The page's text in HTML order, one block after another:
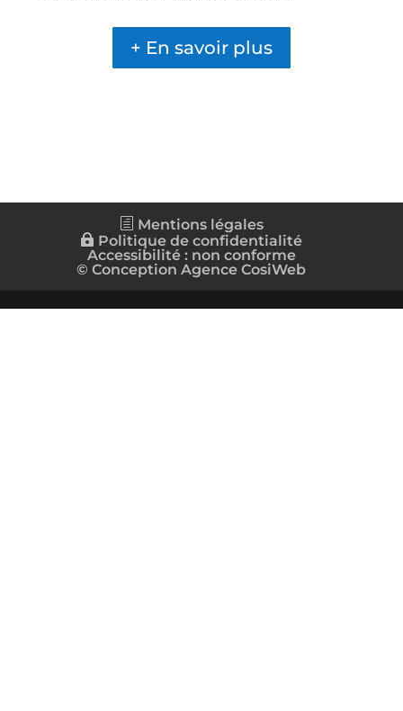
+ En savoir plus
Mentions légales
Politique de confidentialité
Accessibilité : non conforme
© Conception Agence CosiWeb